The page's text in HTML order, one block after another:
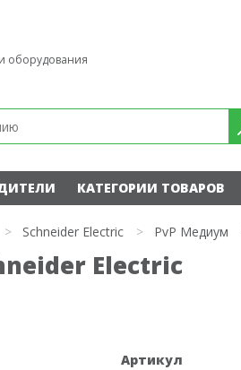
оборудования
КАТЕГОРИИ ТОВАРОВ
> Schneider Electric > PvP Медиум
Electric
Артикул